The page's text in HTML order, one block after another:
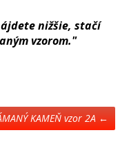
nižšie, stačí
vzorom."
KAMEŇ vzor 2A ←